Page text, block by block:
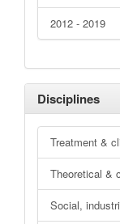
2012 - 2019
Disciplines
Treatment &
Theoretical &
Social,